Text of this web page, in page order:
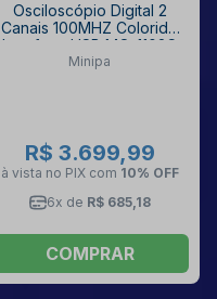
Osciloscópio Digital 2
Canais 100MHZ Colorido
Interface USB MO-1102C
MINIPA
Minipa
R$ 3.699,99
à vista no PIX com 10% OFF
6x de R$ 685,18
COMPRAR